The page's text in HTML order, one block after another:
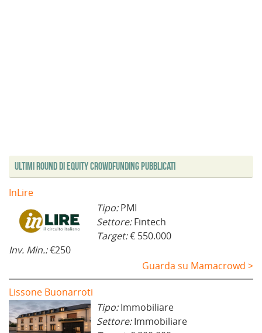
Ultimi Round di Equity Crowdfunding Pubblicati
InLire
Tipo:PMI
Settore:Fintech
Target:€ 550.000
Inv. Min.:€250
Guarda su Mamacrowd >
Lissone Buonarroti
Tipo:Immobiliare
Settore:Immobiliare